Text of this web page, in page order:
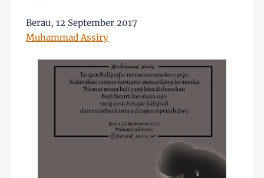
Berau, 12 September 2017
Muhammad Assiry